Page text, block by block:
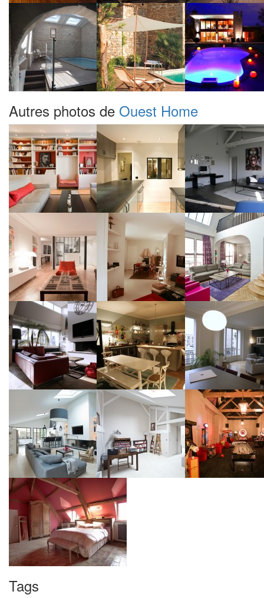
Autres photos de Ouest Home
Tags